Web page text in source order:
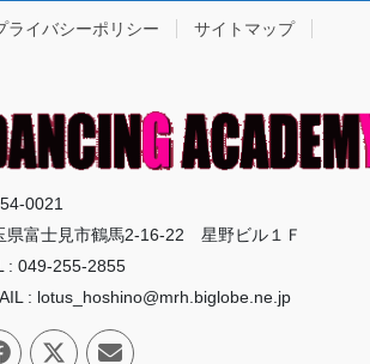
ライバシーポリシー サイトマップ
0021
県富士見市鶴馬2-16-22 星野ビル１Ｆ
: 049-255-2855
: lotus_hoshino@mrh.biglobe.ne.jp